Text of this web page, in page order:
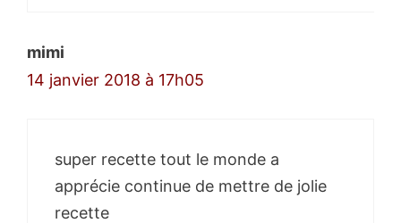
mimi
14 janvier 2018 à 17h05
super recette tout le monde a
apprécie continue de mettre de jolie
recette